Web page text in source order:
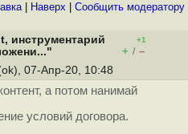
| Наверх Cообщить модератору
инструментарий
+1
+ / –
07-Апр-20, 10:48
а потом нанимай
условий договора.